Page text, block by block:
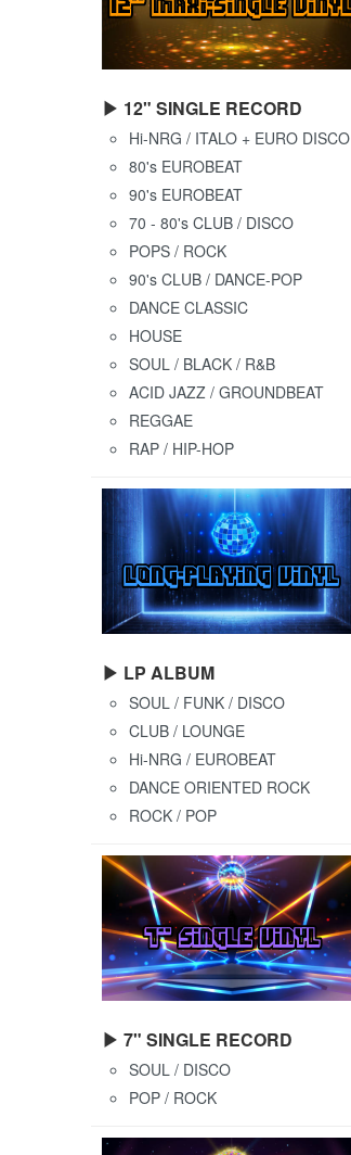
▶ 12" SINGLE RECORD
Hi-NRG / ITALO + EURO DISCO
80's EUROBEAT
90's EUROBEAT
70 - 80's CLUB / DISCO
POPS / ROCK
90's CLUB / DANCE-POP
DANCE CLASSIC
HOUSE
SOUL / BLACK / R&B
ACID JAZZ / GROUNDBEAT
REGGAE
RAP / HIP-HOP
▶ LP ALBUM
SOUL / FUNK / DISCO
CLUB / LOUNGE
Hi-NRG / EUROBEAT
DANCE ORIENTED ROCK
ROCK / POP
▶ 7" SINGLE RECORD
SOUL / DISCO
POP / ROCK